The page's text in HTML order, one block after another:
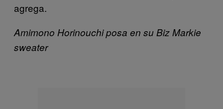
agrega.
Amimono Horinouchi posa en su Biz Markie
sweater